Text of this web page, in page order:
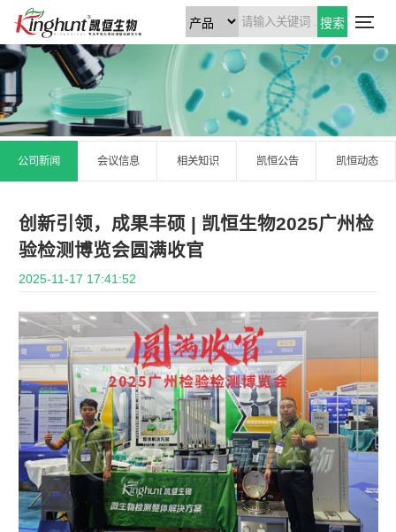
搜索
公司新闻 会议信息 相关知识 凯恒公告 凯恒动态
创新引领，成果丰硕 | 凯恒生物2025广州检
验检测博览会圆满收官
2025-11-17 17:41:52